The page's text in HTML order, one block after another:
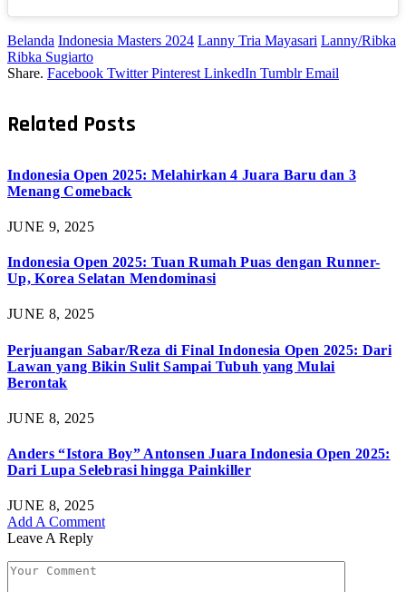
Belanda Indonesia Masters 2024 Lanny Tria Mayasari Lanny/Ribka
Ribka Sugiarto
Share. Facebook Twitter Pinterest LinkedIn Tumblr Email
Related Posts
Indonesia Open 2025: Melahirkan 4 Juara Baru dan 3
Menang Comeback
JUNE 9, 2025
Indonesia Open 2025: Tuan Rumah Puas dengan Runner-
Up, Korea Selatan Mendominasi
JUNE 8, 2025
Perjuangan Sabar/Reza di Final Indonesia Open 2025: Dari
Lawan yang Bikin Sulit Sampai Tubuh yang Mulai
Berontak
JUNE 8, 2025
Anders “Istora Boy” Antonsen Juara Indonesia Open 2025:
Dari Lupa Selebrasi hingga Painkiller
JUNE 8, 2025
Add A Comment
Leave A Reply